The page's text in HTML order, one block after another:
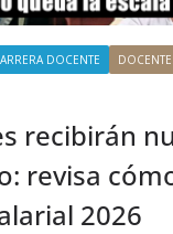
DOCENTE
recibirán
revisa
2026